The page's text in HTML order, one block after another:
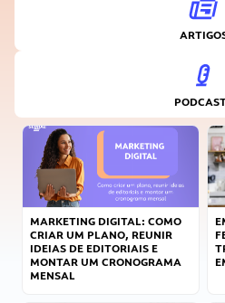
MARKETING DIGITAL: COMO
CRIAR UM PLANO, REUNIR
IDEIAS DE EDITORIAIS E
MONTAR UM CRONOGRAMA
MENSAL